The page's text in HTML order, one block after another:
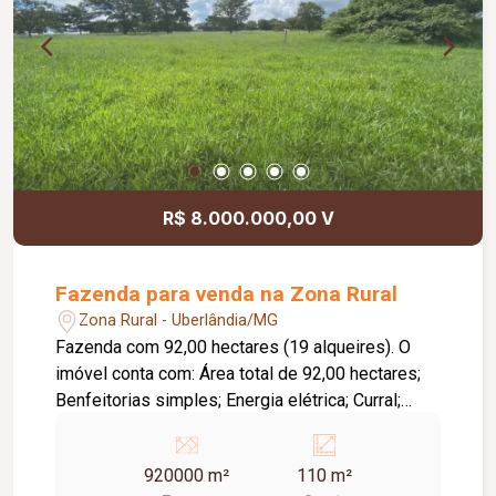
chuveiros e torneiras; * Sistema de aquecimento
independente para a piscina; * Sistema de
energia solar com 12 placas; * Infraestrutura para
instalação de ar-condicionado em todos os
quartos; * Cooktop e forno elétrico embutido; *
Imóvel com excelente padrão de acabamento.
R$ 8.000.000,00 V
Fazenda para venda na Zona Rural
Zona Rural - Uberlândia/MG
Fazenda com 92,00 hectares (19 alqueires). O
imóvel conta com: Área total de 92,00 hectares;
Benfeitorias simples; Energia elétrica; Curral;
favorecendo diversas atividades agropecuárias;
Região com forte vocação agrícola, cercada por
920000 m² 110 m²